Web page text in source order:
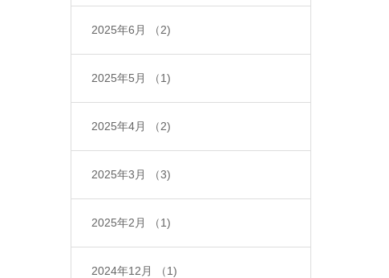
2025年6月 （2)
2025年5月 （1)
2025年4月 （2)
2025年3月 （3)
2025年2月 （1)
2024年12月 （1)